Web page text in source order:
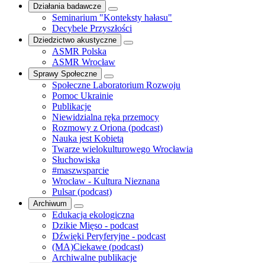
Działania badawcze
Seminarium "Konteksty hałasu"
Decybele Przyszłości
Dziedzictwo akustyczne
ASMR Polska
ASMR Wrocław
Sprawy Społeczne
Społeczne Laboratorium Rozwoju
Pomoc Ukrainie
Publikacje
Niewidzialna ręka przemocy
Rozmowy z Oriona (podcast)
Nauka jest Kobietą
Twarze wielokulturowego Wrocławia
Słuchowiska
#maszwsparcie
Wrocław - Kultura Nieznana
Pulsar (podcast)
Archiwum
Edukacja ekologiczna
Dzikie Mięso - podcast
Dźwięki Peryferyjne - podcast
(MA)Ciekawe (podcast)
Archiwalne publikacje